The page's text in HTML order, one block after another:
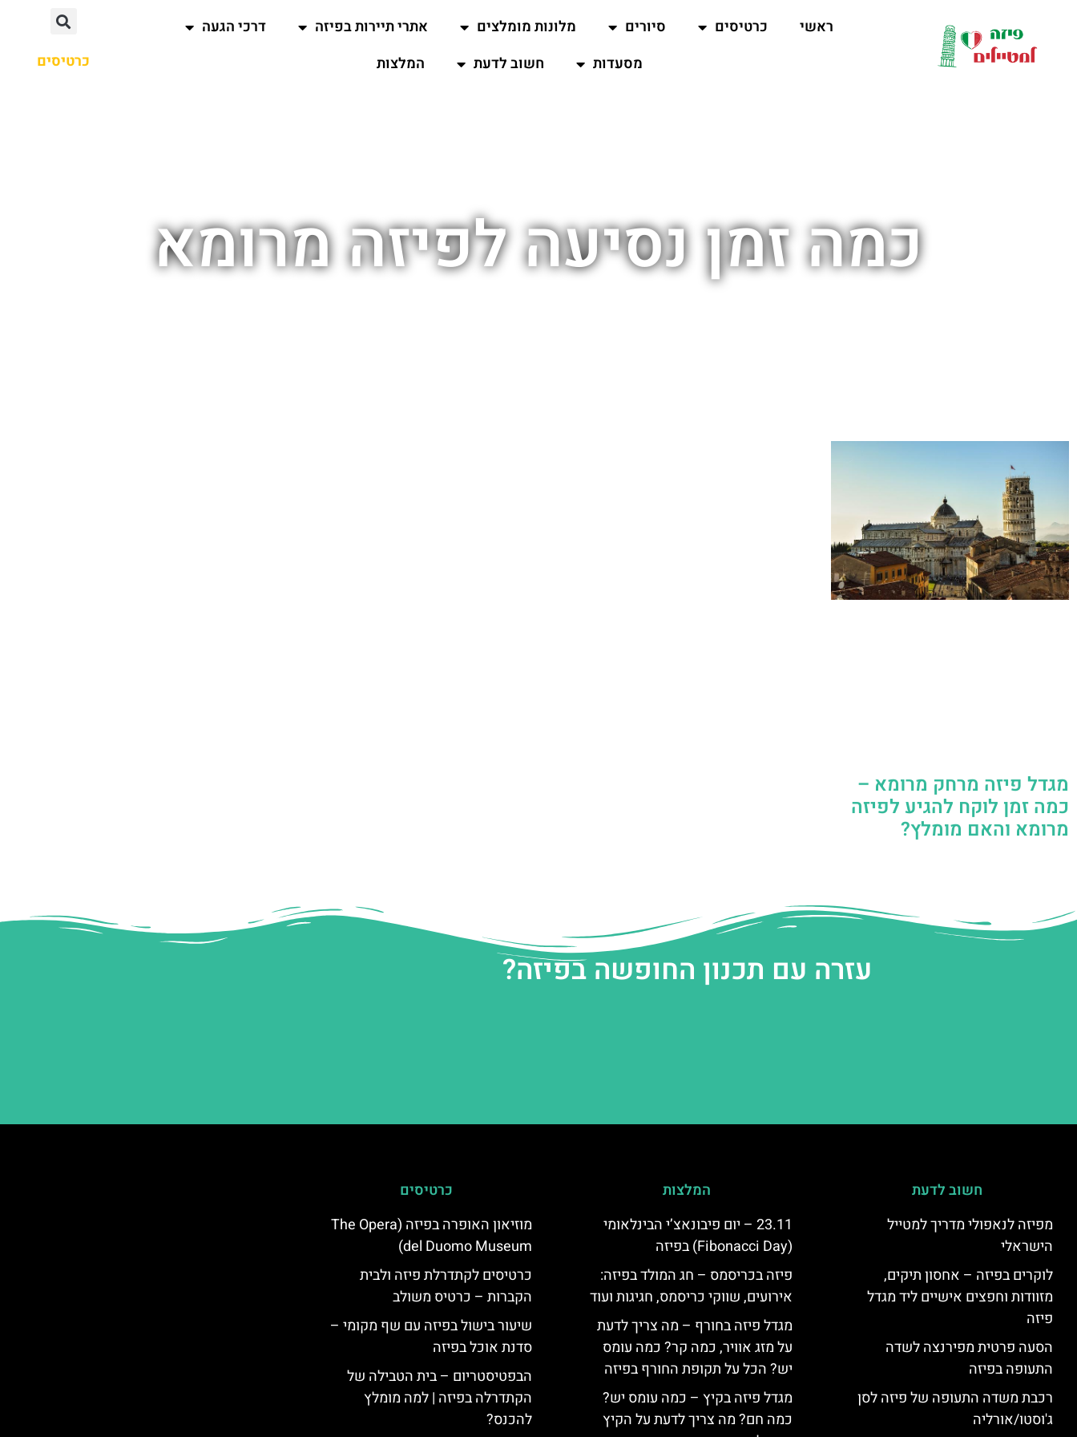
ראשי כרטיסים סיורים מלונות מומלצים אתרי תיירות בפיזה
דרכי הגעה
מסעדות
חשוב לדעת המלצות כרטיסים
כמה זמן נסיעה לפיזה מרומא
מגדל פיזה מרחק מרומא –
כמה זמן לוקח להגיע לפיזה
מרומא והאם מומלץ?
עזרה עם תכנון החופשה בפיזה?
חשוב לדעת
מפיזה לנאפולי מדריך למטייל
הישראלי
לוקרים בפיזה – אחסון תיקים,
מזוודות וחפצים אישיים ליד מגדל
פיזה
הסעה פרטית מפירנצה לשדה
התעופה בפיזה
רכבת משדה התעופה של פיזה לסן
ג'וסטו/אורליה
המלצות
23.11 – יום פיבונאצ’י הבינלאומי
(Fibonacci Day) בפיזה
פיזה בכריסמס – חג המולד בפיזה:
אירועים, שווקי כריסמס, חגיגות ועוד
מגדל פיזה בחורף – מה צריך לדעת
על מזג אוויר, כמה קר? כמה עומס
יש? הכל על תקופת החורף בפיזה
מגדל פיזה בקיץ – כמה עומס יש?
כמה חם? מה צריך לדעת על הקיץ
כרטיסים
מוזיאון האופרה בפיזה (The Opera
del Duomo Museum)
כרטיסים לקתדרלת פיזה ולבית
הקברות – כרטיס משולב
שיעור בישול בפיזה עם שף מקומי –
סדנת אוכל בפיזה
הבפטיסטריום – בית הטבילה של
הקתדרלה בפיזה | למה מומלץ
להכנס?